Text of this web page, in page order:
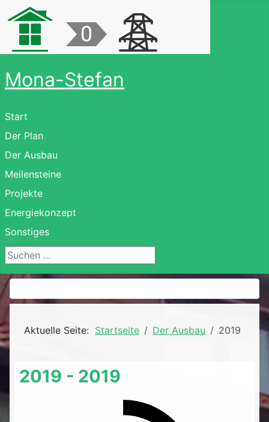
Mona-Stefan
Start
Der Plan
Der Ausbau
Meilensteine
Projekte
Energiekonzept
Sonstiges
Suchen ...
Aktuelle Seite: Startseite Der Ausbau 2019
2019 - 2019